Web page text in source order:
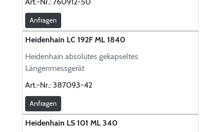
Anfragen
Heidenhain LC 192F ML 1840
Heidenhain absolutes gekapseltes
Längenmessgerät
Art.-Nr.: 387093-42
Anfragen
Heidenhain LS 101 ML 340